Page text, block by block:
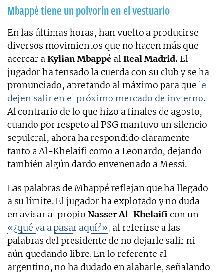
Mbappé tiene un polvorín en el vestuario
En las últimas horas, han vuelto a producirse
diversos movimientos que no hacen más que
acercar aKylian Mbappé alReal Madrid. El
jugador ha tensado la cuerda con su club y se ha
pronunciado, apretando al máximo para que le
dejen salir en el próximo mercado de invierno.
Al contrario de lo que hizo a finales de agosto,
cuando por respeto al PSG mantuvo un silencio
sepulcral, ahora ha respondido claramente
tanto a Al-Khelaifi como a Leonardo, dejando
también algún dardo envenenado a Messi.
Las palabras de Mbappé reflejan que ha llegado
a su límite. El jugador ha explotado y no duda
en avisar al propio Nasser Al-Khelaificon un
«¿qué va a pasar aquí?», al referirse a las
palabras del presidente de no dejarle salir ni
aún quedando libre. En lo referente al
argentino, no ha dudado en alabarle, señalando